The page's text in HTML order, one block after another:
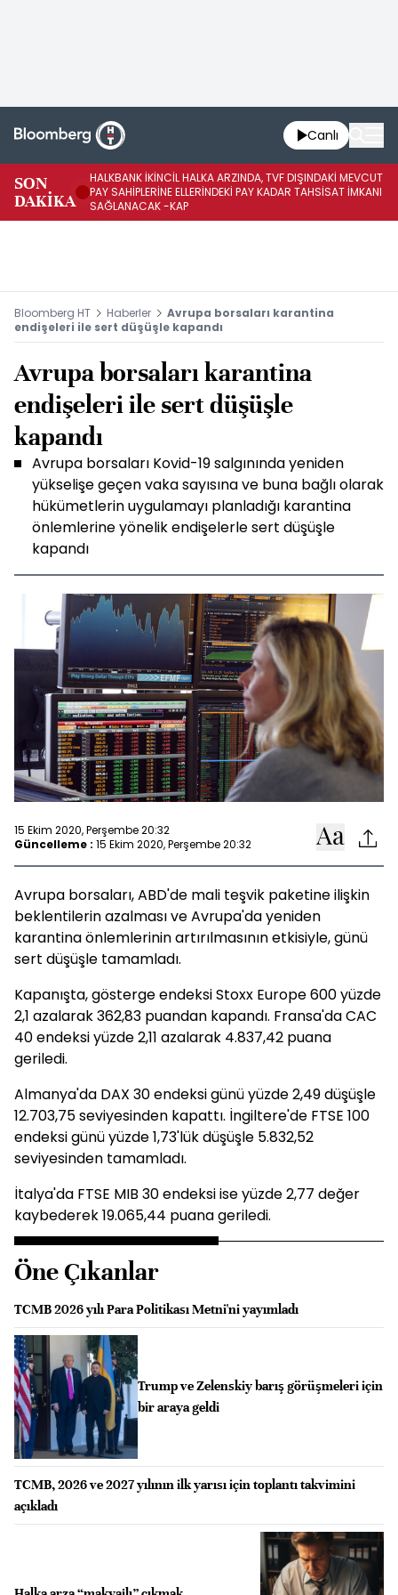
Canlı
SON
DAKİKA
HALKBANK İKİNCİL HALKA ARZINDA, TVF DIŞINDAKİ MEVCUT
PAY SAHİPLERİNE ELLERİNDEKİ PAY KADAR TAHSİSAT İMKANI
SAĞLANACAK -KAP
Bloomberg HT Haberler
Avrupa borsaları karantina
endişeleri ile sert düşüşle kapandı
Avrupa borsaları karantina
endişeleri ile sert düşüşle
kapandı
Avrupa borsaları Kovid-19 salgınında yeniden
yükselişe geçen vaka sayısına ve buna bağlı olarak
hükümetlerin uygulamayı planladığı karantina
önlemlerine yönelik endişelerle sert düşüşle
kapandı
15 Ekim 2020, Perşembe 20:32
Güncelleme : 15 Ekim 2020, Perşembe 20:32
Avrupa borsaları, ABD'de mali teşvik paketine ilişkin
beklentilerin azalması ve Avrupa'da yeniden
karantina önlemlerinin artırılmasının etkisiyle, günü
sert düşüşle tamamladı.
Kapanışta, gösterge endeksi Stoxx Europe 600 yüzde
2,1 azalarak 362,83 puandan kapandı. Fransa'da CAC
40 endeksi yüzde 2,11 azalarak 4.837,42 puana
geriledi.
Almanya'da DAX 30 endeksi günü yüzde 2,49 düşüşle
12.703,75 seviyesinden kapattı. İngiltere'de FTSE 100
endeksi günü yüzde 1,73'lük düşüşle 5.832,52
seviyesinden tamamladı.
İtalya'da FTSE MIB 30 endeksi ise yüzde 2,77 değer
kaybederek 19.065,44 puana geriledi.
Öne Çıkanlar
TCMB 2026 yılı Para Politikası Metni'ni yayımladı
Trump ve Zelenskiy barış görüşmeleri için
bir araya geldi
TCMB, 2026 ve 2027 yılının ilk yarısı için toplantı takvimini
açıkladı